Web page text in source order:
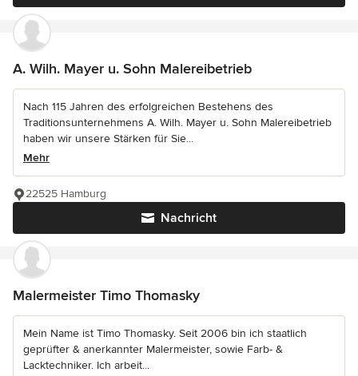
A. Wilh. Mayer u. Sohn Malereibetrieb
Nach 115 Jahren des erfolgreichen Bestehens des
Traditionsunternehmens A. Wilh. Mayer u. Sohn Malereibetrieb
haben wir unsere Stärken für Sie...
Mehr
Nachricht
22525 Hamburg
Malermeister Timo Thomasky
Mein Name ist Timo Thomasky. Seit 2006 bin ich staatlich
geprüfter & anerkannter Malermeister, sowie Farb- &
Lacktechniker. Ich arbeit...